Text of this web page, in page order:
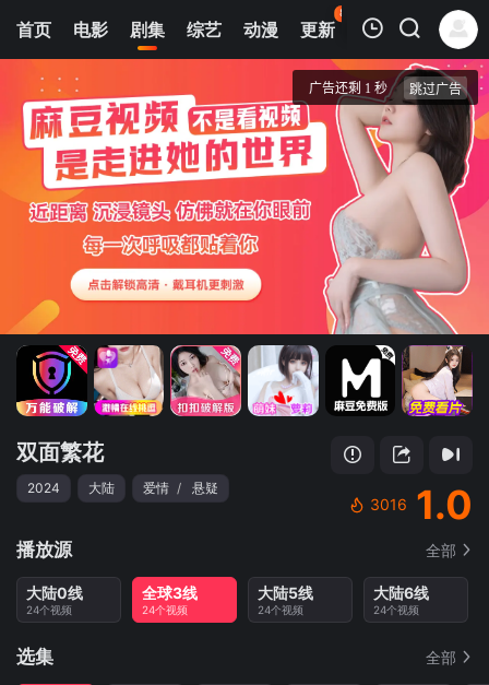
首页 电影 剧集 综艺 动漫 更新
87
热榜 APP
第01集
双面繁花
清空
双面繁花
2024 大陆 爱情 / 悬疑
3016 1.0
播放源 全部
大陆0线
24个视频
全球3线
24个视频
大陆5线
24个视频
大陆6线
24个视频
选集 全部